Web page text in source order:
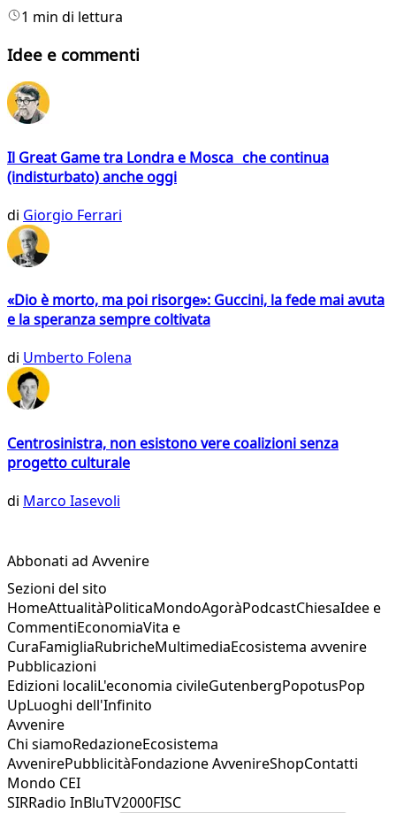
1 min di lettura
Idee e commenti
Il Great Game tra Londra e Mosca che continua
(indisturbato) anche oggi
di Giorgio Ferrari
«Dio è morto, ma poi risorge»: Guccini, la fede mai avuta
e la speranza sempre coltivata
di Umberto Folena
Centrosinistra, non esistono vere coalizioni senza
progetto culturale
di Marco Iasevoli
Abbonati ad Avvenire
Sezioni del sito
HomeAttualitàPoliticaMondoAgoràPodcastChiesaIdee e
CommentiEconomiaVita e
CuraFamigliaRubricheMultimediaEcosistema avvenire
Pubblicazioni
Edizioni localiL'economia civileGutenbergPopotusPop
UpLuoghi dell'Infinito
Avvenire
Chi siamoRedazioneEcosistema
AvvenirePubblicitàFondazione AvvenireShopContatti
Mondo CEI
SIRRadio InBluTV2000FISC